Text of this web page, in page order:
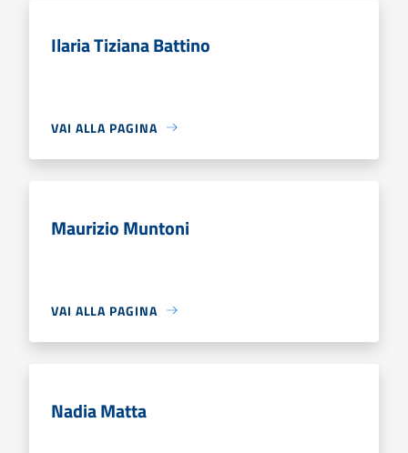
Ilaria Tiziana Battino
VAI ALLA PAGINA
Maurizio Muntoni
VAI ALLA PAGINA
Nadia Matta